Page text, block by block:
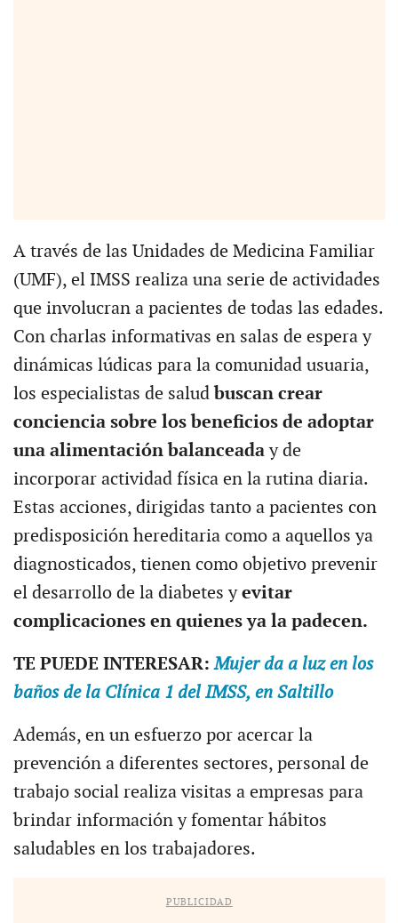
A través de las Unidades de Medicina Familiar
(UMF), el IMSS realiza una serie de actividades
que involucran a pacientes de todas las edades.
Con charlas informativas en salas de espera y
dinámicas lúdicas para la comunidad usuaria,
los especialistas de saludbuscan crear
conciencia sobre los beneficios de adoptar
una alimentación balanceaday de
incorporar actividad física en la rutina diaria.
Estas acciones, dirigidas tanto a pacientes con
predisposición hereditaria como a aquellos ya
diagnosticados, tienen como objetivo prevenir
el desarrollo de la diabetes yevitar
complicaciones en quienes ya la padecen.
TE PUEDE INTERESAR:Mujer da a luz en los
baños de la Clínica 1 del IMSS, en Saltillo
Además, en un esfuerzo por acercar la
prevención a diferentes sectores, personal de
trabajo social realiza visitas a empresas para
brindar información y fomentar hábitos
saludables en los trabajadores.
PUBLICIDAD